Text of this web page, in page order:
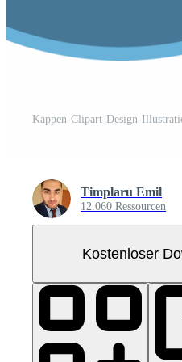
Kappen-Clipart-Design-
Timplaru Emil
12.060 Ressourcen
Kostenloser